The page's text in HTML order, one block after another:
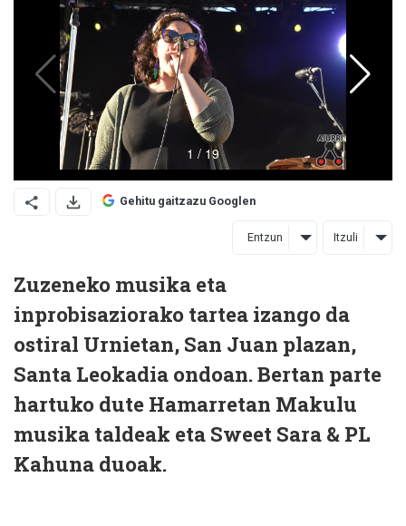
Gehitu gaitzazu Googlen
Entzun Itzuli
Zuzeneko musika eta
inprobisaziorako tartea izango da
ostiral Urnietan, San Juan plazan,
Santa Leokadia ondoan. Bertan parte
hartuko dute Hamarretan Makulu
musika taldeak eta Sweet Sara & PL
Kahuna duoak.